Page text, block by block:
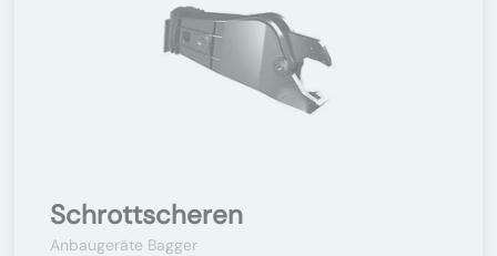
Schrottscheren
Anbaugeräte Bagger